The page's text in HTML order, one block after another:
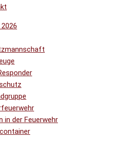
in der Feuerwehr